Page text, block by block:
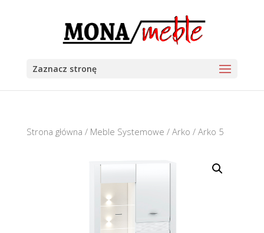
Zaznacz stronę
Strona główna / Meble Systemowe / Arko / Arko 5